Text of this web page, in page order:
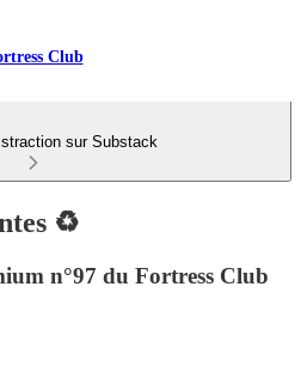
Club
sur Substack
♻️
n°97 du Fortress Club